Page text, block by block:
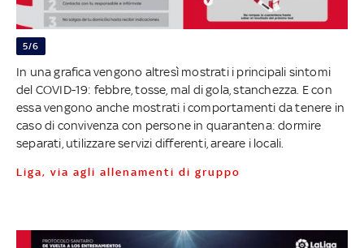
5/6
In una grafica vengono altresì mostrati i principali sintomi
del COVID-19: febbre, tosse, mal di gola, stanchezza. E con
essa vengono anche mostrati i comportamenti da tenere in
caso di convivenza con persone in quarantena: dormire
separati, utilizzare servizi differenti, areare i locali.
Liga, via agli allenamenti di gruppo